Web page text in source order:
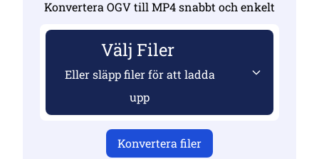
Konvertera OGV till MP4 snabbt och enkelt
Välj Filer
Eller släpp filer för att ladda
upp
Konvertera filer